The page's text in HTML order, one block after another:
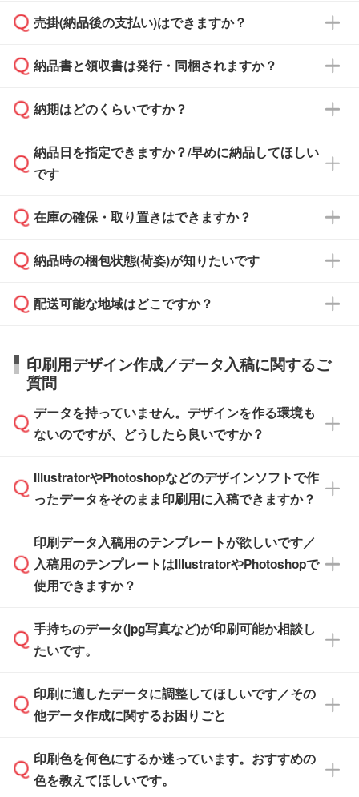
依頼いただいた場合は、翌営業日以降のご連絡
銀行振込のみのご対応となります。
売掛(納品後の支払い)はできますか？
基本的には先入金をお願いしておりますが、自
どの場合は、月末締め翌月末払いに対応可能で
また、卒業・卒園記念品で対策委員会や個人様
校や幼稚園・保育園であれば、同様の条件でご
ご希望の際は担当スタッフまでお気軽にご相談
ください。
納品書と領収書は発行・同梱されますか？
納品書・領収書は ご依頼をいただいた場合の
ず、通常はPDFデータをメール添付でお送りし
ます。
たは注文フォームの『ご注文に関する備考欄』
納期はどのくらいですか？
・印刷する場合(500個程度)
ご入金、イメージ画像の校了から約2週間～2
ご入金確認後、1～2営業日で出荷いたしま
タッフまでお問い合わせください。
ル」に注文予定日をご入力いただくと、おおよ
その締切日や出荷目安をご確認いただけます。
品が決まりましたらお早めのご発注をお願いい
たします。
※土日祝日を除く営業日換算です。
※沖縄・離島は追加日数がかかります。
納品日を指定できますか？/早めに納品してほしい
です
ご希望の納期がある場合は、お問い合わせ・お
い。
応が可能かご案内いたします。
す。>>対象商品はこちら
※最短出荷日は商品によって異なります。各商
品ページにてご確認ください
在庫の確保・取り置きはできますか？
ご入金確認後に在庫を確保し、注文確定のご連
はできかねますので予めご了承ください。
納品時の梱包状態(荷姿)が知りたいです
商品によって異なります。各ページにある商品
す。(白箱、化粧箱、ブリスターパックなど)
【袋入り】 商品がひとつずつ袋に入っていま
す。(透明袋、デザイン袋など)
【個包装なし】 個包装がされていない状態で
※化粧箱から白箱への入れ替えや、オリジナル
箱の作成は原則承っておりません。
配送可能な地域はどこですか？
日本全国へお届けが可能です。なお、海外への
直接納品は行っておりませんので予めご了承く
ださい。
印刷用デザイン作成／データ入稿に関するご
質問
データを持っていません。デザインを作る環境も
ないのですが、どうしたら良いですか？
無料の「デザインシミュレーター」を使えば、
PCやスマホから簡単にデザインを作成できま
ザインソフトがなくても安心です。
また、「データ作成サービス
せいただければ、弊社にて無料でデザインデー
タを1点作成いたします。
IllustratorやPhotoshopなどのデザインソフトで作
ったデータをそのまま印刷用に入稿できますか？
IllustratorやPhotoshop、CLIP STUDIOなどのデ
ザインソフトでこだわりのデザインを作成した
い方は、完全データ入稿
積・ご注文フォームにアップロードしてご入稿
ください。
ご入稿後は経験豊富なスタッフがデータに不備
がないかチェックし、お客様と確認してから印
刷に進みますので、ご安心ください。
印刷データ入稿用のテンプレートが欲しいです／
入稿用のテンプレートはIllustratorやPhotoshopで
使用できますか？
一部商品は入稿用テンプレートのご用意があり
ます。各商品ページの『印刷方法・テンプレー
入稿用のテンプレートはPDF形式ですが、
IllustratorやPhotoshopで開いてご利用いただけ
方」をご確認ください。
手持ちのデータ(jpg写真など)が印刷可能か相談し
たいです。
印刷に適したデータ・解像度かどうか、担当ス
タッフが事前に確認いたします。
ムへ添付いただくか、担当スタッフ宛にメール
でお送りください。
印刷に適したデータに調整してほしいです／その
他データ作成に関するお困りごと
データ作成でお困りの際には、担当スタッフが
サポートいたしますのでお気軽にご相談くださ
印刷色を何色にするか迷っています。おすすめの
色を教えてほしいです。